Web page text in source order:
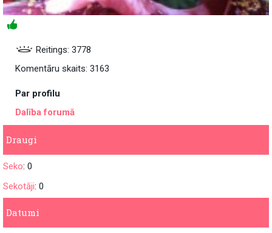
Reitings: 3778
Komentāru skaits: 3163
Par profilu
Dalība forumā
Draugi
Seko: 0
Sekotāji: 0
Datumi